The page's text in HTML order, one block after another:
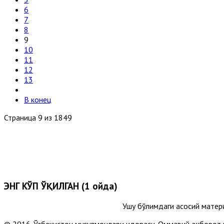
6
7
8
9
10
11
12
13
В конец
Страница 9 из 1849
ЭНГ КЎП ЎҚИЛГАН (1 ойда)
Ушу бўлимдаги асосий